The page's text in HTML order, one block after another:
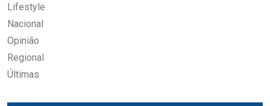
Lifestyle
Nacional
Opinião
Regional
Últimas